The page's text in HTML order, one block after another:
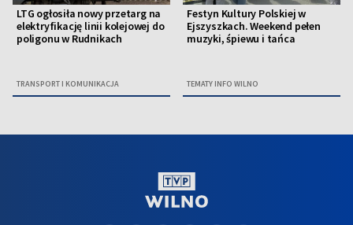
LTG ogłosiła nowy przetarg na
elektryfikację linii kolejowej do
poligonu w Rudnikach
TRANSPORT I KOMUNIKACJA
Festyn Kultury Polskiej w
Ejszyszkach. Weekend pełen
muzyki, śpiewu i tańca
TEMATY INFO WILNO